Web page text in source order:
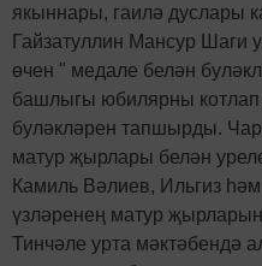
якыннары, гаилә дуслары
Гайзатуллин Мансур Шаги
өчен " медале белән
башлыгы юбилярны котлап
буләкләрен тапшырды.
матур җырлары белән
Камиль Вәлиев, Ильгиз
үзләренең матур
Тинчәле урта мәктәбендә